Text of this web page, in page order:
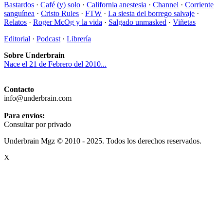
Bastardos · Café (y) solo · California anestesia · Channel · Corriente
sanguínea · Cristo Rules · FTW · La siesta del borrego salvaje ·
Relatos · Roger McOg y la vida · Salgado unmasked · Viñetas
Editorial · Podcast · Librería
Sobre Underbrain
Nace el 21 de Febrero del 2010...
Contacto
info@underbrain.com
Para envíos:
Consultar por privado
Underbrain Mgz © 2010 - 2025. Todos los derechos reservados.
X